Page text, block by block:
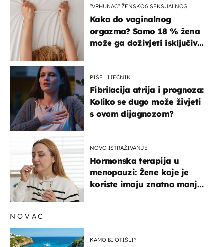
"VRHUNAC" ŽENSKOG SEKSUALNOG
Kako do vaginalnog
orgazma? Samo 18 % žena
može ga doživjeti isključivo
PIŠE LIJEČNIK
Fibrilacija atrija i prognoza:
Koliko se dugo može živjeti
s ovom dijagnozom?
NOVO ISTRAŽIVANJE
Hormonska terapija u
menopauzi: Žene koje je
koriste imaju znatno manji
NOVAC
KAMO BI OTIŠLI?